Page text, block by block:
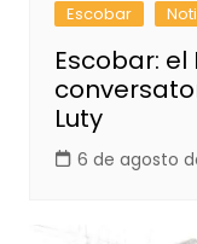
Escobar
Escobar: el
Luty
6 de agosto